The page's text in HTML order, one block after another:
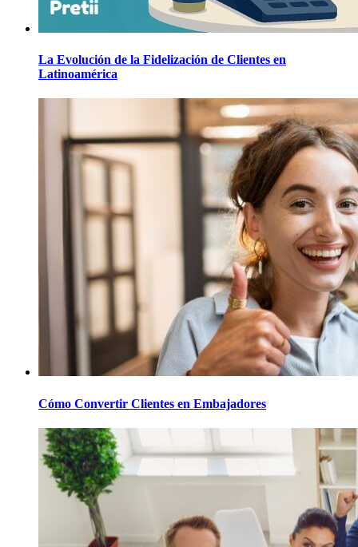
La Evolución de la Fidelización de Clientes en
Latinoamérica
Cómo Convertir Clientes en Embajadores